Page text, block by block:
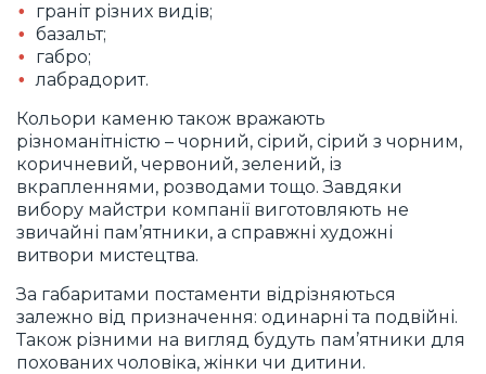
граніт різних видів;
базальт;
габро;
лабрадорит.
Кольори каменю також вражають
різноманітністю – чорний, сірий, сірий з чорним,
коричневий, червоний, зелений, із
вкрапленнями, розводами тощо. Завдяки
вибору майстри компанії виготовляють не
звичайні пам’ятники, а справжні художні
витвори мистецтва.
За габаритами постаменти відрізняються
залежно від призначення: одинарні та подвійні.
Також різними на вигляд будуть пам’ятники для
похованих чоловіка, жінки чи дитини.